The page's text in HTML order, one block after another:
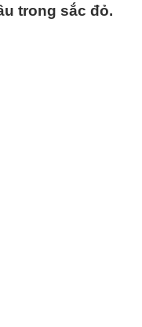
trong sắc đỏ.